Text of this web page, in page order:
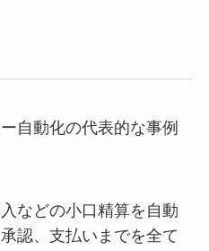
自動化の代表的な事例
などの小口精算を自動
認、支払いまでを全て